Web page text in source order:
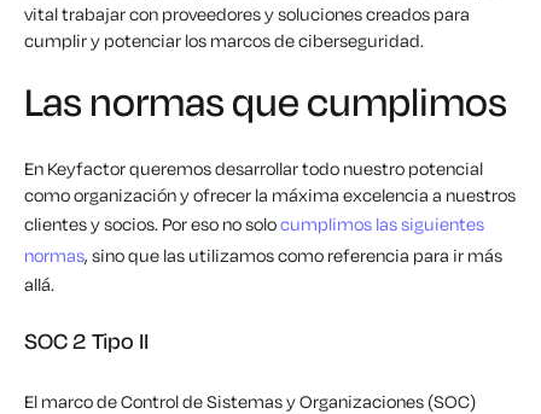
vital trabajar con proveedores y soluciones creados para
cumplir y potenciar los marcos de ciberseguridad.
Las normas que cumplimos
En Keyfactor queremos desarrollar todo nuestro potencial
como organización y ofrecer la máxima excelencia a nuestros
clientes y socios. Por eso no solocumplimos las siguientes
normas, sino que las utilizamos como referencia para ir más
allá.
SOC 2 Tipo II
El marco de Control de Sistemas y Organizaciones (SOC)